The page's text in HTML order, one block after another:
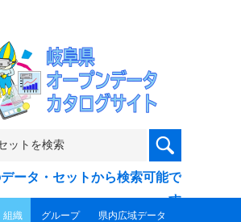
ータ・セットから検索可能で
す
組織 グループ 県内広域データ